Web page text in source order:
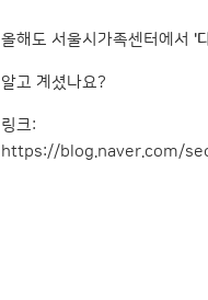
올해도 서울시가족센터에서 '
알고 계셨나요?
링크:
https://blog.naver.com/